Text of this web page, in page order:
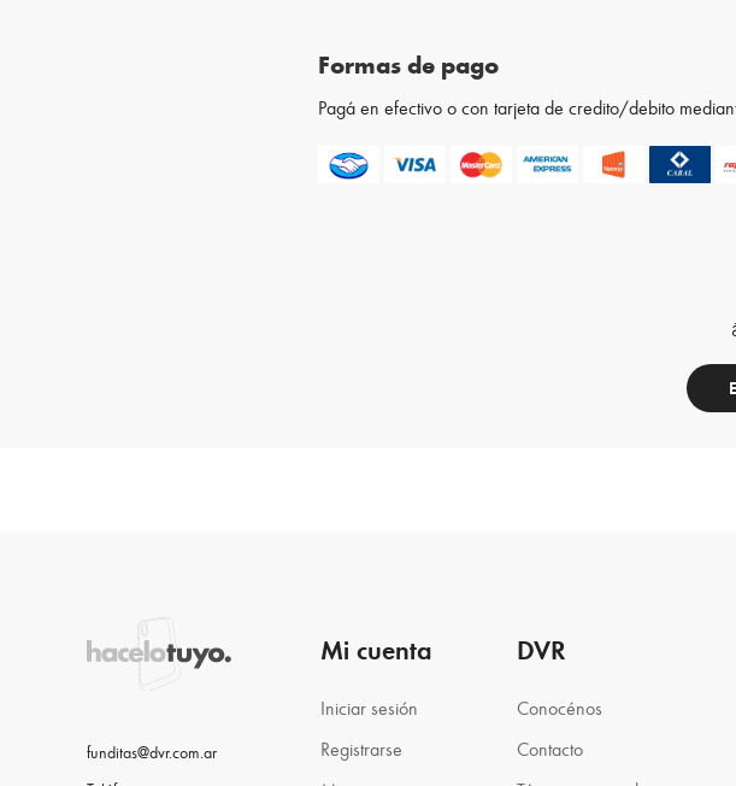
Formas de pago
Pagá en efectivo o con tarjeta de credito/debito
funditas@dvr.com.ar
Mi cuenta
Iniciar sesión
Registrarse
DVR
Conocénos
Contacto